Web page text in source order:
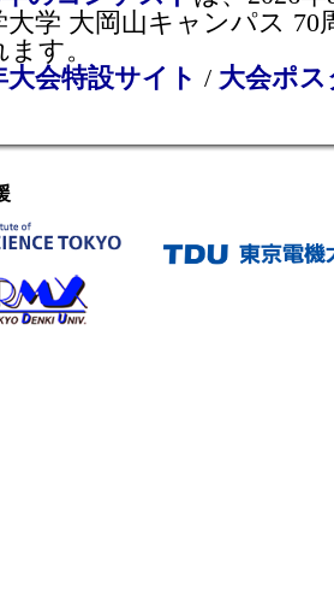
大学 大岡山キャンパス 70
す。
大会特設サイト / 大会ポス